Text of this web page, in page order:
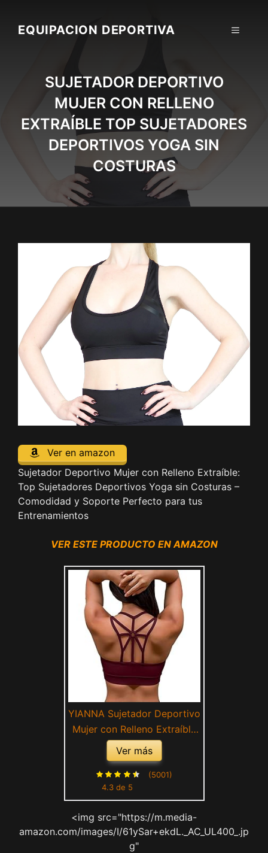
contentEQUIPACION DEPORTIVA MENU
SUJETADOR DEPORTIVO
MUJER CON RELLENO
EXTRAÍBLE TOP SUJETADORES
DEPORTIVOS YOGA SIN
COSTURAS
Ver en amazon
Sujetador Deportivo Mujer con Relleno Extraíble:
Top Sujetadores Deportivos Yoga sin Costuras –
Comodidad y Soporte Perfecto para tus
Entrenamientos
VER ESTE PRODUCTO EN AMAZON
YIANNA Sujetador Deportivo
Mujer con Relleno Extraíble
Sujetadores Deportivos Top
Deporte Yoga Fitness sin
Aros Rojo S 139
Ver más
4.3 de 5
(5001)
<img src="https://m.media-
amazon.com/images/I/61ySar+ekdL._AC_UL400_.jp
g"